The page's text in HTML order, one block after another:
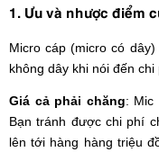
1. Ưu và nhược điểm
Micro cáp (micro có
không dây khi nói đến
Giá cả phải chăng: Mic
Bạn tránh được chi phí
lên tới hàng hàng triệu